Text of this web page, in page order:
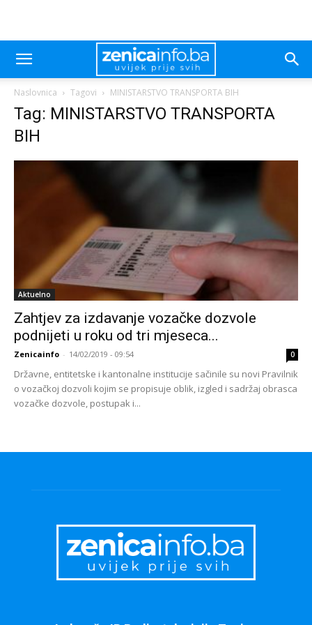
Naslovnica Tagovi MINISTARSTVO TRANSPORTA BIH
Tag: MINISTARSTVO TRANSPORTA
BIH
Aktuelno
Zahtjev za izdavanje vozačke dozvole
podnijeti u roku od tri mjeseca...
Zenicainfo - 14/02/2019 - 09:54 0
Državne, entitetske i kantonalne institucije sačinile su novi Pravilnik
o vozačkoj dozvoli kojim se propisuje oblik, izgled i sadržaj obrasca
vozačke dozvole, postupak i...